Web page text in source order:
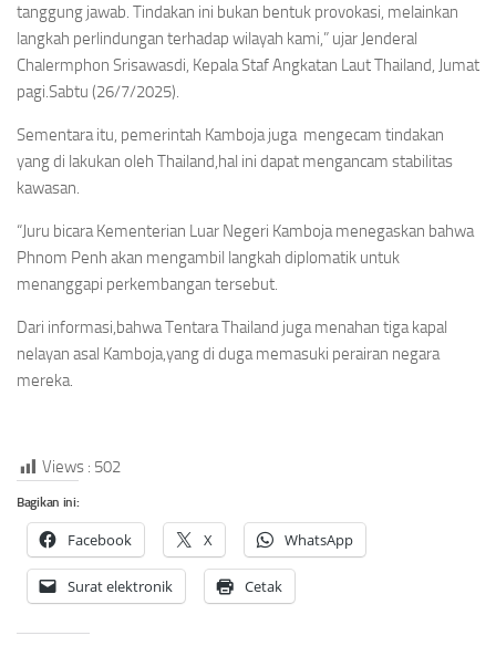
tanggung jawab. Tindakan ini bukan bentuk provokasi, melainkan
langkah perlindungan terhadap wilayah kami,” ujar Jenderal
Chalermphon Srisawasdi, Kepala Staf Angkatan Laut Thailand, Jumat
pagi.Sabtu (26/7/2025).
Sementara itu, pemerintah Kamboja juga mengecam tindakan
yang di lakukan oleh Thailand,hal ini dapat mengancam stabilitas
kawasan.
“Juru bicara Kementerian Luar Negeri Kamboja menegaskan bahwa
Phnom Penh akan mengambil langkah diplomatik untuk
menanggapi perkembangan tersebut.
Dari informasi,bahwa Tentara Thailand juga menahan tiga kapal
nelayan asal Kamboja,yang di duga memasuki perairan negara
mereka.
Views : 502
Bagikan ini:
Facebook X WhatsApp
Surat elektronik Cetak